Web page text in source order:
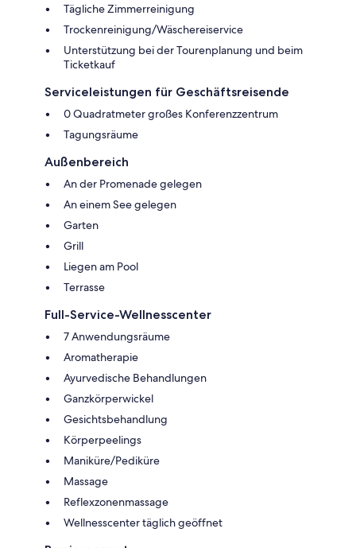
Tägliche Zimmerreinigung
Trockenreinigung/Wäschereiservice
Unterstützung bei der Tourenplanung und beim
Ticketkauf
Serviceleistungen für Geschäftsreisende
0 Quadratmeter großes Konferenzzentrum
Tagungsräume
Außenbereich
An der Promenade gelegen
An einem See gelegen
Garten
Grill
Liegen am Pool
Terrasse
Full-Service-Wellnesscenter
7 Anwendungsräume
Aromatherapie
Ayurvedische Behandlungen
Ganzkörperwickel
Gesichtsbehandlung
Körperpeelings
Maniküre/Pediküre
Massage
Reflexzonenmassage
Wellnesscenter täglich geöffnet